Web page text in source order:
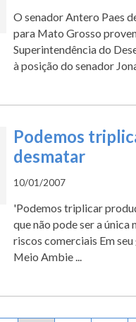
O senador Antero Paes
para Mato Grosso
Superintendência do
à posição do senador
Podemos
desmatar
10/01/2007
'Podemos triplicar
que não pode ser a
riscos comerciais Em
Meio Ambie ...